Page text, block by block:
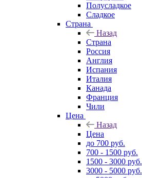
Полусладкое
Сладкое
Страна
Назад
Страна
Россия
Англия
Испания
Италия
Канада
Франция
Чили
Цена
Назад
Цена
до 700 руб.
700 - 1500 руб.
1500 - 3000 руб.
3000 - 5000 руб.